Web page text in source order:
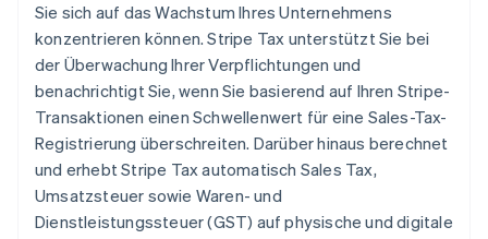
Sie sich auf das Wachstum Ihres Unternehmens
konzentrieren können. Stripe Tax unterstützt Sie bei
der Überwachung Ihrer Verpflichtungen und
benachrichtigt Sie, wenn Sie basierend auf Ihren Stripe-
Transaktionen einen Schwellenwert für eine Sales-Tax-
Registrierung überschreiten. Darüber hinaus berechnet
und erhebt Stripe Tax automatisch Sales Tax,
Umsatzsteuer sowie Waren- und
Dienstleistungssteuer (GST) auf physische und digitale